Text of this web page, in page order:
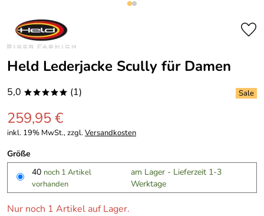
Held Lederjacke Scully für Damen
5,0 ***** (1)
259,95 €
inkl. 19% MwSt., zzgl.Versandkosten
Größe
40 noch 1 Artikel
vorhanden
am Lager - Lieferzeit 1-3
Werktage
Nur noch 1 Artikel auf Lager.